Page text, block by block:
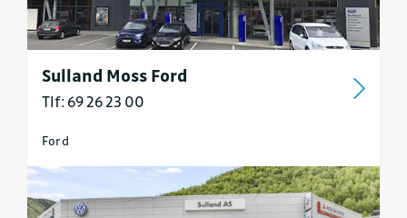
Sulland Moss Ford
Tlf: 69 26 23 00
Ford